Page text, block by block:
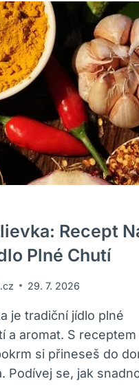
A
VÝZNAM
NEJOBLÍBENĚJŠÍCH!
Recept
Plné Chutí
29. 7. 2026
je tradiční jídlo plné
a aromat. S receptem
si přineseš do
Podívej se, jak